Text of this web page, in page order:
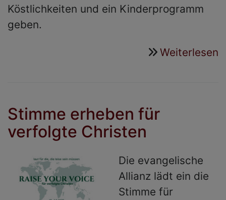
Köstlichkeiten und ein Kinderprogramm
geben.
Weiterlesen
Stimme erheben für
verfolgte Christen
Die evangelische
Allianz lädt ein die
Stimme für